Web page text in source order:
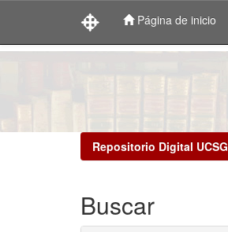
Página de inicio
Repositorio Digital UCSG
Buscar